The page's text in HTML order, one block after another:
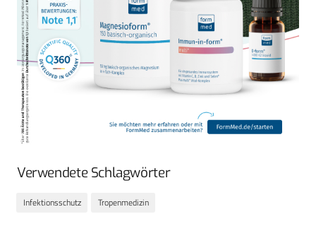
Verwendete Schlagwörter
Infektionsschutz Tropenmedizin